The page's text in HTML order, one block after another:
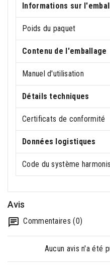
Informations sur
Poids du paquet
Contenu de l'emballage
Manuel d'utilisation
Détails techniques
Certificats de conformité
Données logistiques
Code du système
Avis
Commentaires (0)
Aucun avis n'a été